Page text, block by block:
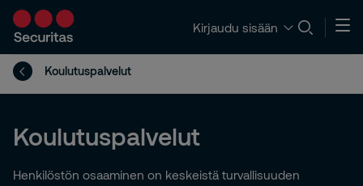
Kirjaudu sisään
Koulutuspalvelut
Koulutuspalvelut
Henkilöstön osaaminen on keskeistä turvallisuuden